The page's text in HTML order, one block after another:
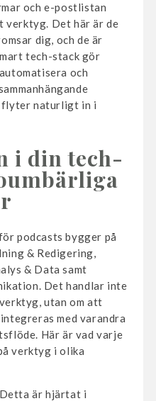
och e-postlistan
verktyg. Det här är de
dig, och de är
tech-stack gör
och
flyter naturligt in i
i din tech-
podcasts bygger på
& Redigering,
& Data samt
Det handlar inte
utan om att
med varandra
Här är vad varje
verktyg i olika
Detta är hjärtat i